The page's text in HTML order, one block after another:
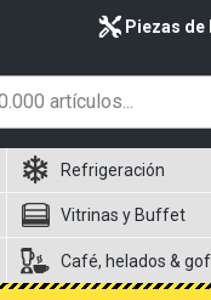
Piezas de
Refrigeración
Vitrinas y Buffet
Café, helados &